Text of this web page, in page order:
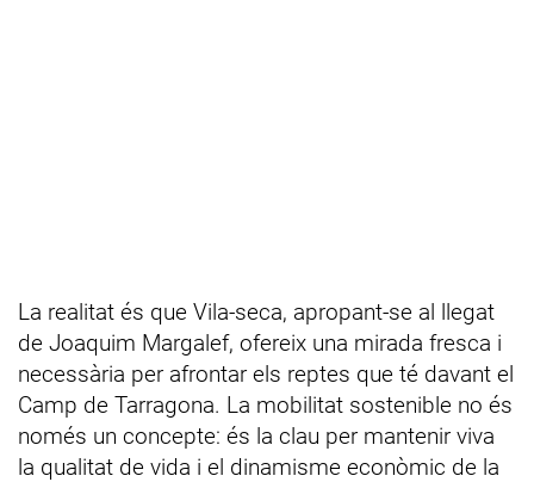
La realitat és que Vila-seca, apropant-se al llegat
de Joaquim Margalef, ofereix una mirada fresca i
necessària per afrontar els reptes que té davant el
Camp de Tarragona. La mobilitat sostenible no és
només un concepte: és la clau per mantenir viva
la qualitat de vida i el dinamisme econòmic de la